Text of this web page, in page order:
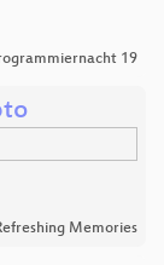
19
Memories